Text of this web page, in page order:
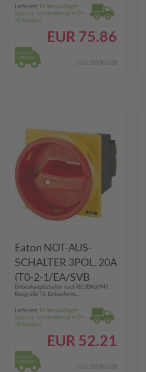
Lieferzeit: Im Versandlager
lagernd - versandbereit in 24-
48 Stunden
EUR 75.86
inkl. 20 % USt
Eaton NOT-AUS-
SCHALTER 3POL. 20A
(T0-2-1/EA/SVB
038873)
Einbauhauptschalter nach IEC/EN60947,
Baugröße T0, Einbauform,...
Lieferzeit: Im Versandlager
lagernd - versandbereit in 24-
48 Stunden
EUR 52.21
inkl. 20 % USt